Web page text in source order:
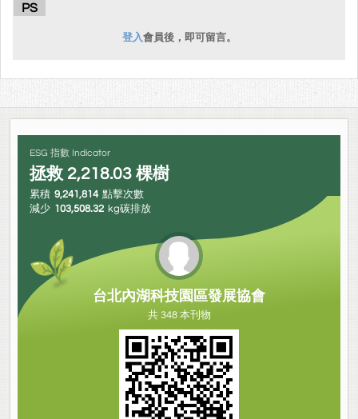
PS
登入會員後，即可留言。
ESG 指數 Indicator
拯救 2,218.03 棵樹
累積 9,241,814 點擊次數
減少 103,508.32 kg碳排放
台北內湖科技園區發展協會
共 348 本刊物